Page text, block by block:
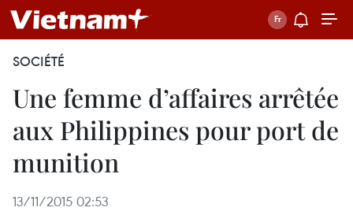
SOCIÉTÉ
Une femme d’affaires arrêtée
aux Philippines pour port de
munition
13/11/2015 02:53